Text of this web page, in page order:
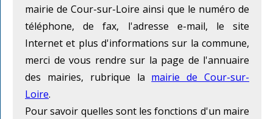
mairie de Cour-sur-Loire ainsi que le numéro de
téléphone, de fax, l'adresse e-mail, le site
Internet et plus d'informations sur la commune,
merci de vous rendre sur la page de l'annuaire
des mairies, rubrique la mairie de Cour-sur-
Loire.
Pour savoir quelles sont les fonctions d'un maire